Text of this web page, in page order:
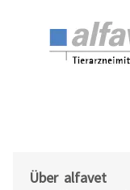
Über alfavet